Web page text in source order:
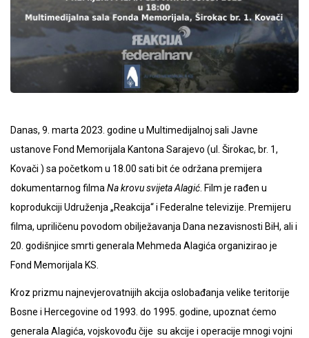
Danas, 9. marta 2023. godine u Multimedijalnoj sali Javne
ustanove Fond Memorijala Kantona Sarajevo (ul. Širokac, br. 1,
Kovači ) sa početkom u 18.00 sati bit će održana premijera
dokumentarnog filmaNa krovu svijeta Alagić. Film je rađen u
koprodukciji Udruženja „Reakcija“ i Federalne televizije. Premijeru
filma, upriličenu povodom obilježavanja Dana nezavisnosti BiH, ali i
20. godišnjice smrti generala Mehmeda Alagića organizirao je
Fond Memorijala KS.
Kroz prizmu najnevjerovatnijih akcija oslobađanja velike teritorije
Bosne i Hercegovine od 1993. do 1995. godine, upoznat ćemo
generala Alagića, vojskovođu čije su akcije i operacije mnogi vojni